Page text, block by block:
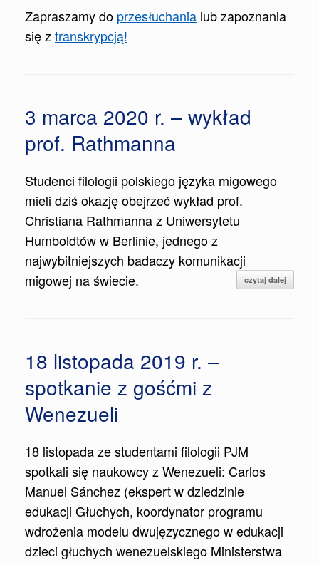
Zapraszamy do przesłuchania lub zapoznania
się z transkrypcją!
3 marca 2020 r. – wykład
prof. Rathmanna
Studenci filologii polskiego języka migowego
mieli dziś okazję obejrzeć wykład prof.
Christiana Rathmanna z Uniwersytetu
Humboldtów w Berlinie, jednego z
najwybitniejszych badaczy komunikacji
migowej na świecie.
czytaj dalej
18 listopada 2019 r. –
spotkanie z gośćmi z
Wenezueli
18 listopada ze studentami filologii PJM
spotkali się naukowcy z Wenezueli: Carlos
Manuel Sánchez (ekspert w dziedzinie
edukacji Głuchych, koordynator programu
wdrożenia modelu dwujęzycznego w edukacji
dzieci głuchych wenezuelskiego Ministerstwa